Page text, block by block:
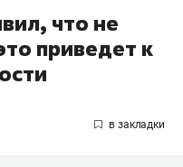
что не
приведет к